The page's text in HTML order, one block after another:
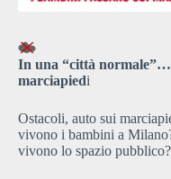
In una “città
marciapiedi
Ostacoli, auto sui
vivono i bambini a
vivono lo spazio pubblico?